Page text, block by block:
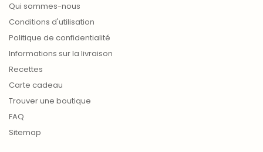
Qui sommes-nous
Conditions d'utilisation
Politique de confidentialité
Informations sur la livraison
Recettes
Carte cadeau
Trouver une boutique
FAQ
Sitemap